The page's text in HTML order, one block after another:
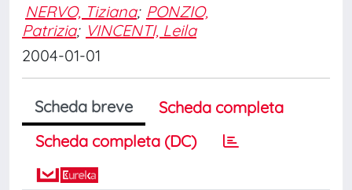
NERVO, Tiziana; PONZIO,
Patrizia; VINCENTI, Leila
2004-01-01
Scheda breve
Scheda completa
Scheda completa (DC)